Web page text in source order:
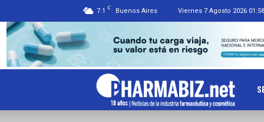
7.1 C Buenos Aires Viernes 7 Agosto 2026 01:58